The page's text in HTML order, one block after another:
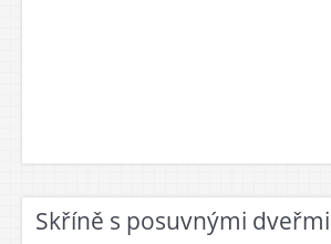
Skříně s posuvnými dveřmi